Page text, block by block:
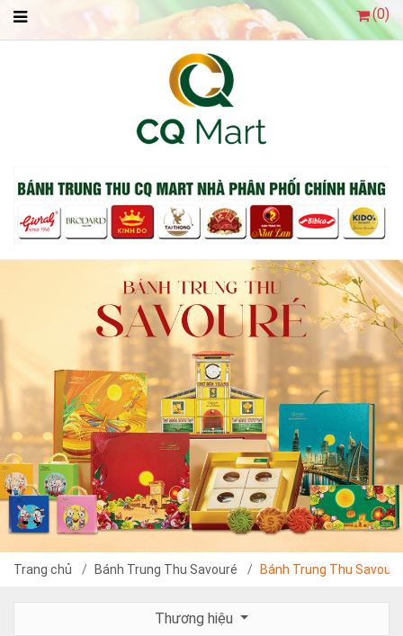
(0)
Trang chủ Bánh Trung Thu Savouré Bánh Trung Thu
Thương hiệu